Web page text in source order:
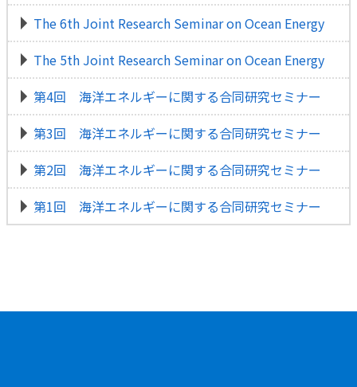
The 6th Joint Research Seminar on Ocean Energy
The 5th Joint Research Seminar on Ocean Energy
第4回 海洋エネルギーに関する合同研究セミナー
第3回 海洋エネルギーに関する合同研究セミナー
第2回 海洋エネルギーに関する合同研究セミナー
第1回 海洋エネルギーに関する合同研究セミナー